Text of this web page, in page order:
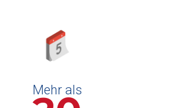
Mehr als